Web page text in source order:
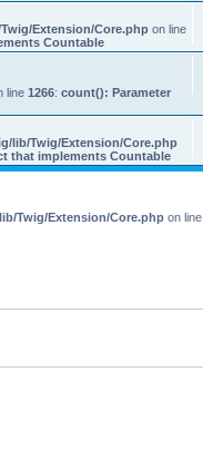
Extension/Core.phpon line
Countable
line 1266: count(): Parameter
lib/Twig/Extension/Core.php
that implements Countable
Twig/Extension/Core.php on line